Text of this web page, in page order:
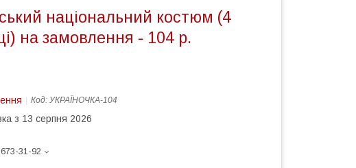
національний костюм (4
на замовлення - 104 р.
Код: УКРАЇНОЧКА-104
з 13 серпня 2026
31-92